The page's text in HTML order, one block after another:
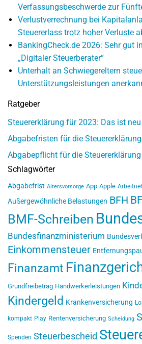
Verfassungsbeschwerde zur
Verlustverrechnung bei
Steuererlass trotz hoher Verluste
BankingCheck.de 2026: Sehr gut
„Digitaler Steuerberater“
Unterhalt an Schwiegereltern
Unterstützungsleistungen
Ratgeber
Steuererklärung für 2023: Das ist neu
Abgabefristen für die Steuererklärung
Abgabepflicht für die Steuererklärung
Schlagwörter
Abgabefrist Altersvorsorge App Apple
Außergewöhnliche Belastungen BFH
BMF-Schreiben
Bundesfinanzministerium
Einkommensteuer
Finanzamt
Grundfreibetrag Handwerkerleistungen
Kindergeld Krankenversicherung
kompakt Play Rentenversicherung Scheidung
Spenden Steuerbescheid